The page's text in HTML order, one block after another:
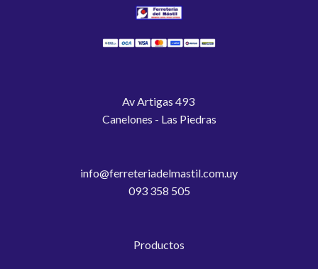
Av Artigas 493
Canelones - Las Piedras
info@ferreteriadelmastil.com.uy
093 358 505
Productos